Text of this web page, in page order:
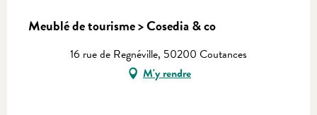
Meublé de tourisme > Cosedia & co
16 rue de Regnéville, 50200 Coutances
M'y rendre